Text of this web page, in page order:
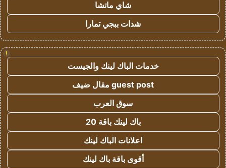
شاي ماتشا
شدات ببجي تمارا
!
خدمات الباك لينك والجيست
guest post مقال ضيف
سوق العرب
باك لينك باقة 20
اعلانات الباك لينك
أقوى باقة باك لينك